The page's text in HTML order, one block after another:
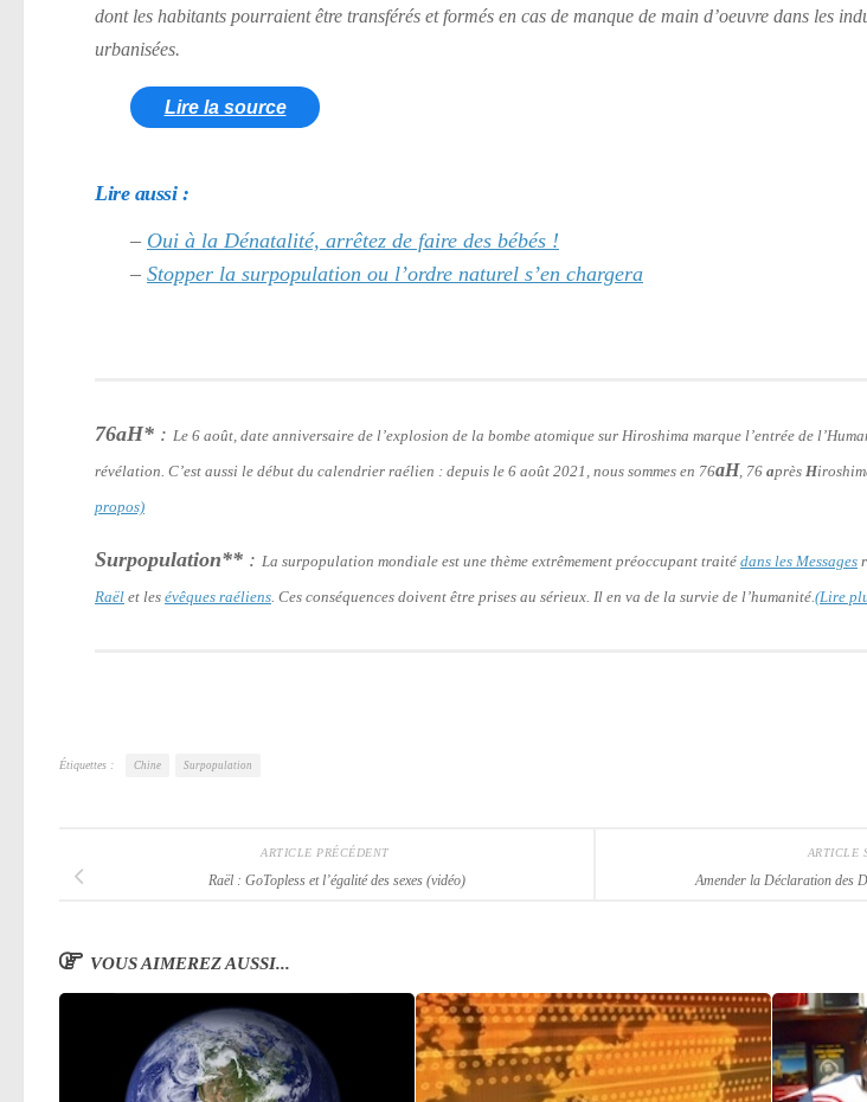
dont les habitants pourraient être transférés et formés en cas de manque de main d’oeuvre dans les
urbanisées.
Lire la source
Lire aussi :
– Oui à la Dénatalité, arrêtez de faire des bébés !
– Stopper la surpopulation ou l’ordre naturel s’en chargera
76aH* : Le 6 août, date anniversaire de l’explosion de la bombe atomique sur Hiroshima marque l’entrée de
révélation. C’est aussi le début du calendrier raélien : depuis le 6 août 2021, nous sommes en 76aH , 76 après H
propos)
Surpopulation** : La surpopulation mondiale est une thème extrêmement préoccupant traité dans les Messages
Raël et les évêques raéliens. Ces conséquences doivent être prises au sérieux. Il en va de la survie de l’humanité.(Lire
Étiquettes : Chine Surpopulation
ARTICLE
Amender la Déclaration des
ARTICLE PRÉCÉDENT
Raël : GoTopless et l’égalité des sexes (vidéo)
VOUS AIMEREZ AUSSI...